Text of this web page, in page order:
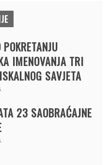
IMENOVANJA TRI
SAVJETA
23 SAOBRAĆAJNE